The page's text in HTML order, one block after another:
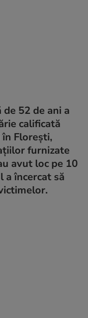
52 de ani a
calificată
în Florești,
furnizate
avut loc pe 10
a încercat să